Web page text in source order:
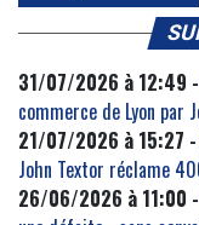
31/07/2026 à 12:49 -
commerce de Lyon par
21/07/2026 à 15:27 -
John Textor réclame
26/06/2026 à 11:00 -